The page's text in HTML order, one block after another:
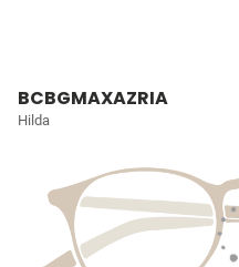
BCBGMAXAZRIA
Hilda